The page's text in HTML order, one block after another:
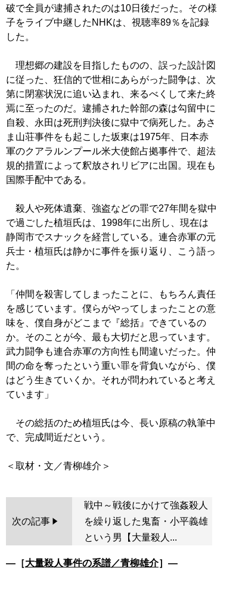
破で全員が逮捕されたのは10日後だった。その様
子をライブ中継したNHKは、視聴率89％を記録
した。
理想郷の建設を目指したものの、誤った設計図
に従った、狂信的で世相にあらがった闘争は、次
第に閉塞状況に追い込まれ、来るべくして来た終
焉に至ったのだ。逮捕された幹部の森は勾留中に
自殺、永田は死刑判決後に獄中で病死した。あさ
ま山荘事件をも起こした坂東は1975年、日本赤
軍のクアラルンプール米大使館占拠事件で、超法
規的措置によって釈放されリビアに出国。現在も
国際手配中である。
殺人や死体遺棄、強盗などの罪で27年間を獄中
で過ごした植垣氏は、1998年に出所し、現在は
静岡市でスナックを経営している。連合赤軍の元
兵士・植垣氏は静かに事件を振り返り、こう語っ
た。
「仲間を殺害してしまったことに、もちろん責任
を感じています。僕らがやってしまったことの意
味を、僕自身がどこまで『総括』できているの
か。そのことが今、最も大切だと思っています。
武力闘争も連合赤軍の方向性も間違いだった。仲
間の命を奪ったという重い罪を背負いながら、僕
はどう生きていくか。それが問われていると考え
ています」
その総括のため植垣氏は今、長い原稿の執筆中
で、完成間近だという。
次の記事
戦中～戦後にかけて強姦殺人
を繰り返した鬼畜・小平義雄
という男【大量殺人...
―［大量殺人事件の系譜／青柳雄介］―